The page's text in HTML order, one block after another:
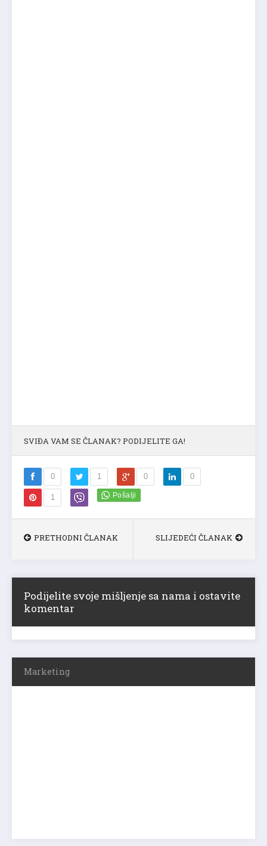
SVIĐA VAM SE ČLANAK? PODIJELITE GA!
0 1 0 0
1
PRETHODNI ČLANAK SLIJEDEĆI ČLANAK
Podijelite svoje mišljenje sa nama i ostavite
komentar
Marketing